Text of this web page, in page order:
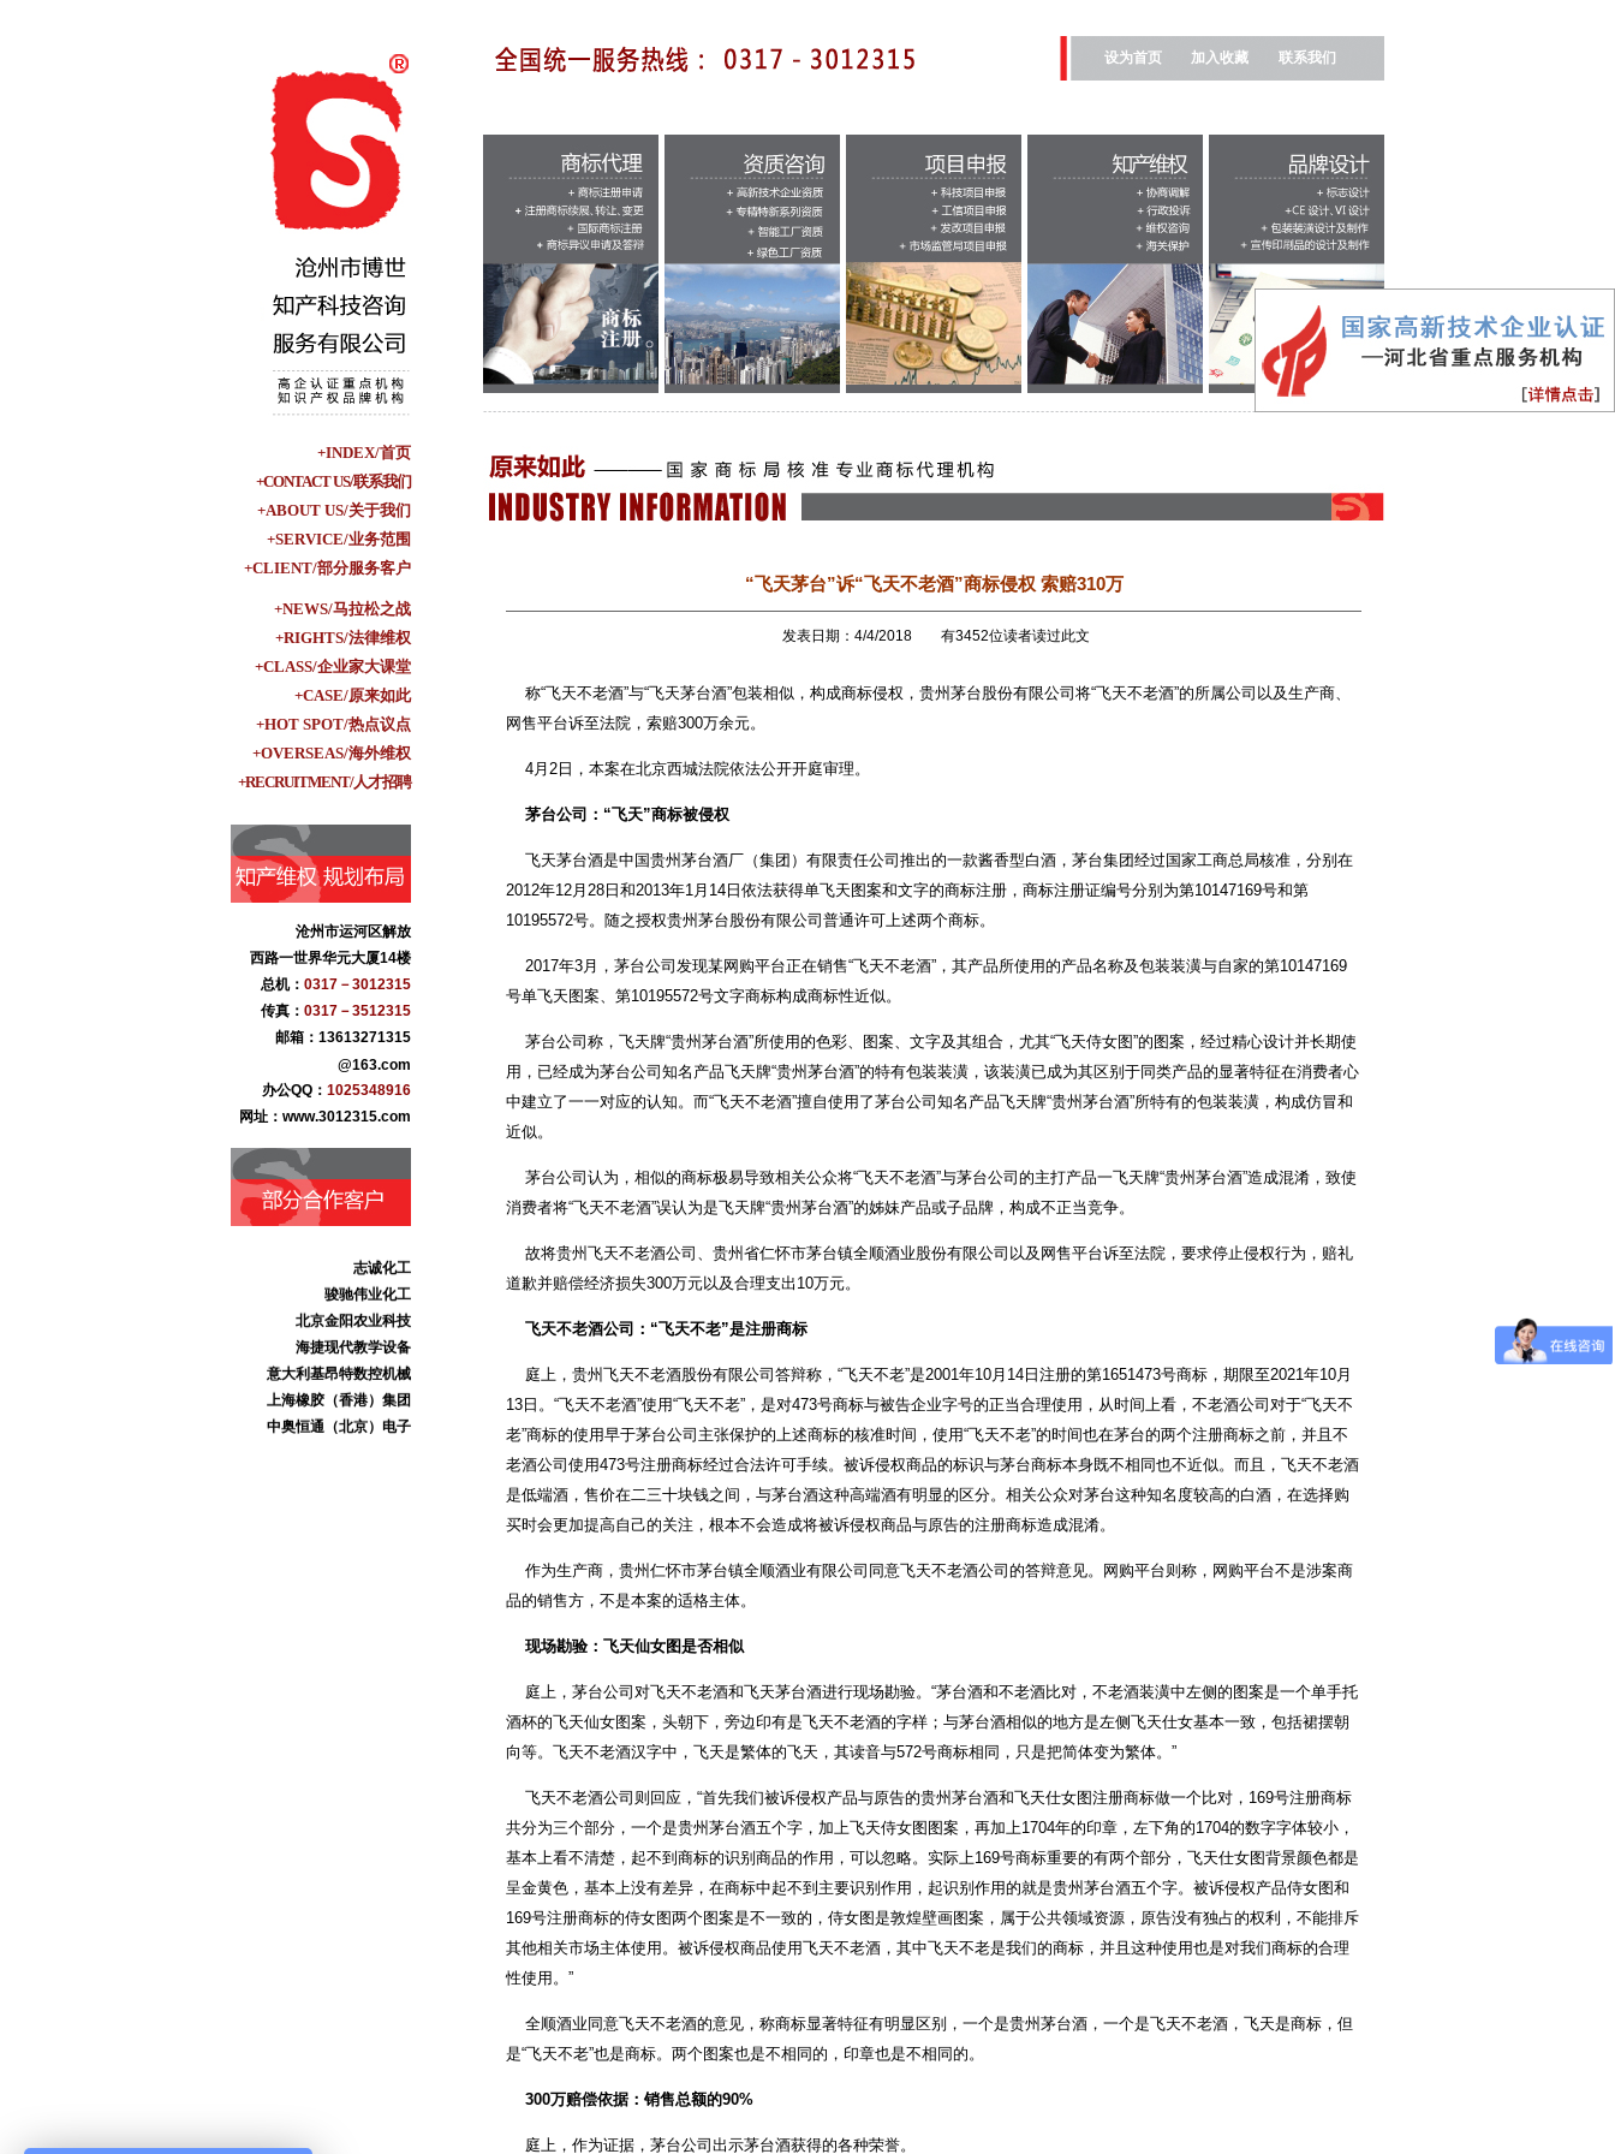
+INDEX/首页
+CONTACT US/联系我们
+ABOUT US/关于我们
+SERVICE/业务范围
+CLIENT/部分服务客户
+NEWS/马拉松之战
+RIGHTS/法律维权
+CLASS/企业家大课堂
+CASE/原来如此
+HOT SPOT/热点议点
+OVERSEAS/海外维权
+RECRUITMENT/人才招聘
沧州市运河区解放
西路一世界华元大厦14楼
总机： 0317－3012315
传真： 0317－3512315
邮箱：13613271315
@163.com
办公QQ： 1025348916
网址：www.3012315.com
盐百商贸集团
青县华业古典家具
沧州纪大烟袋枣业
黄骅市果美生态食品
河北康泰药业
河北肃昂裘革
任丘市万宝铝业
任丘市金鑫链轮厂
献县本斋宏达铸造
沧州市三庆日用化妆品
沧州东塑集团
献王集团
骏驰伟业化工
北京金阳农业科技
海捷现代教学设备
意大利基昂特数控机械
上海橡胶（香港）集团
中奥恒通（北京）电子
宝丰线缆
设为首页 加入收藏 联系我们
“飞天茅台”诉“飞天不老酒”商标侵权 索赔310万
发表日期：4/4/2018 有3452位读者读过此文
称“飞天不老酒”与“飞天茅台酒”包装相似，构成商标侵权，贵州茅台股份有限公司将“飞天不老酒”的所属公司以及生产商、
网售平台诉至法院，索赔300万余元。
4月2日，本案在北京西城法院依法公开开庭审理。
茅台公司：“飞天”商标被侵权
飞天茅台酒是中国贵州茅台酒厂（集团）有限责任公司推出的一款酱香型白酒，茅台集团经过国家工商总局核准，分别在
2012年12月28日和2013年1月14日依法获得单飞天图案和文字的商标注册，商标注册证编号分别为第10147169号和第
10195572号。随之授权贵州茅台股份有限公司普通许可上述两个商标。
2017年3月，茅台公司发现某网购平台正在销售“飞天不老酒”，其产品所使用的产品名称及包装装潢与自家的第10147169
号单飞天图案、第10195572号文字商标构成商标性近似。
茅台公司称，飞天牌“贵州茅台酒”所使用的色彩、图案、文字及其组合，尤其“飞天侍女图”的图案，经过精心设计并长期使
用，已经成为茅台公司知名产品飞天牌“贵州茅台酒”的特有包装装潢，该装潢已成为其区别于同类产品的显著特征在消费者心
中建立了一一对应的认知。而“飞天不老酒”擅自使用了茅台公司知名产品飞天牌“贵州茅台酒”所特有的包装装潢，构成仿冒和
近似。
茅台公司认为，相似的商标极易导致相关公众将“飞天不老酒”与茅台公司的主打产品一飞天牌“贵州茅台酒”造成混淆，致使
消费者将“飞天不老酒”误认为是飞天牌“贵州茅台酒”的姊妹产品或子品牌，构成不正当竞争。
故将贵州飞天不老酒公司、贵州省仁怀市茅台镇全顺酒业股份有限公司以及网售平台诉至法院，要求停止侵权行为，赔礼
道歉并赔偿经济损失300万元以及合理支出10万元。
飞天不老酒公司：“飞天不老”是注册商标
庭上，贵州飞天不老酒股份有限公司答辩称，“飞天不老”是2001年10月14日注册的第1651473号商标，期限至2021年10月
13日。“飞天不老酒”使用“飞天不老”，是对473号商标与被告企业字号的正当合理使用，从时间上看，不老酒公司对于“飞天不
老”商标的使用早于茅台公司主张保护的上述商标的核准时间，使用“飞天不老”的时间也在茅台的两个注册商标之前，并且不
老酒公司使用473号注册商标经过合法许可手续。被诉侵权商品的标识与茅台商标本身既不相同也不近似。而且，飞天不老酒
是低端酒，售价在二三十块钱之间，与茅台酒这种高端酒有明显的区分。相关公众对茅台这种知名度较高的白酒，在选择购
买时会更加提高自己的关注，根本不会造成将被诉侵权商品与原告的注册商标造成混淆。
作为生产商，贵州仁怀市茅台镇全顺酒业有限公司同意飞天不老酒公司的答辩意见。网购平台则称，网购平台不是涉案商
品的销售方，不是本案的适格主体。
现场勘验：飞天仙女图是否相似
庭上，茅台公司对飞天不老酒和飞天茅台酒进行现场勘验。“茅台酒和不老酒比对，不老酒装潢中左侧的图案是一个单手托
酒杯的飞天仙女图案，头朝下，旁边印有是飞天不老酒的字样；与茅台酒相似的地方是左侧飞天仕女基本一致，包括裙摆朝
向等。飞天不老酒汉字中，飞天是繁体的飞天，其读音与572号商标相同，只是把简体变为繁体。”
飞天不老酒公司则回应，“首先我们被诉侵权产品与原告的贵州茅台酒和飞天仕女图注册商标做一个比对，169号注册商标
共分为三个部分，一个是贵州茅台酒五个字，加上飞天侍女图图案，再加上1704年的印章，左下角的1704的数字字体较小，
基本上看不清楚，起不到商标的识别商品的作用，可以忽略。实际上169号商标重要的有两个部分，飞天仕女图背景颜色都是
呈金黄色，基本上没有差异，在商标中起不到主要识别作用，起识别作用的就是贵州茅台酒五个字。被诉侵权产品侍女图和
169号注册商标的侍女图两个图案是不一致的，侍女图是敦煌壁画图案，属于公共领域资源，原告没有独占的权利，不能排斥
其他相关市场主体使用。被诉侵权商品使用飞天不老酒，其中飞天不老是我们的商标，并且这种使用也是对我们商标的合理
性使用。”
全顺酒业同意飞天不老酒的意见，称商标显著特征有明显区别，一个是贵州茅台酒，一个是飞天不老酒，飞天是商标，但
是“飞天不老”也是商标。两个图案也是不相同的，印章也是不相同的。
300万赔偿依据：销售总额的90%
庭上，作为证据，茅台公司出示茅台酒获得的各种荣誉。